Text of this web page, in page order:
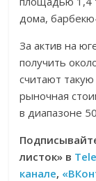
дома,
За актив на
получить
считают
рыночная
в диапазоне
листок» в
канале,